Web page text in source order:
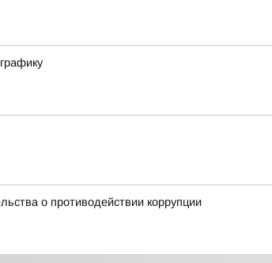
о противодействии коррупции